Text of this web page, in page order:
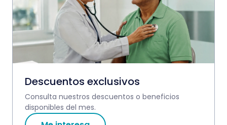
Descuentos exclusivos
Consulta nuestros descuentos o beneficios
disponibles del mes.